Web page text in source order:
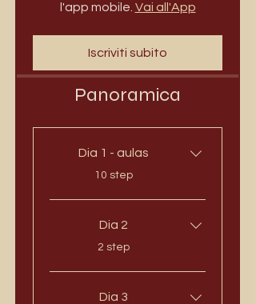
l'app mobile. Vai all'App
Iscriviti subito
Panoramica
Dia 1 - aulas
.
10 step
Dia 2
.
2 step
Dia 3